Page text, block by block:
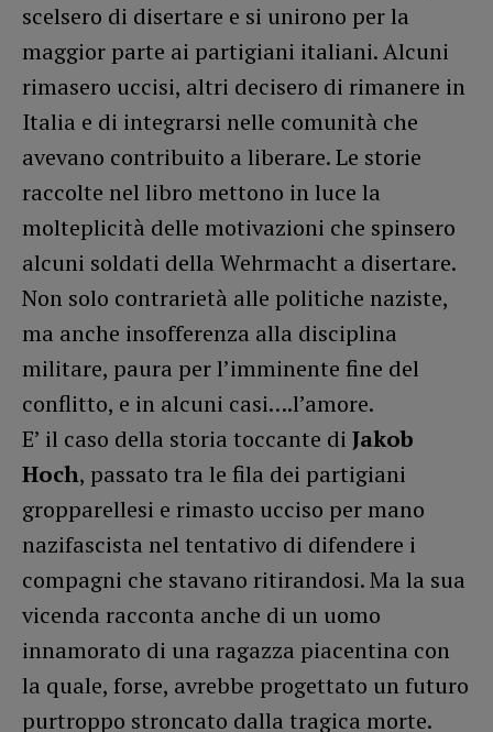
scelsero di disertare e si unirono per la
maggior parte ai partigiani italiani. Alcuni
rimasero uccisi, altri decisero di rimanere in
Italia e di integrarsi nelle comunità che
avevano contribuito a liberare. Le storie
raccolte nel libro mettono in luce la
molteplicità delle motivazioni che spinsero
alcuni soldati della Wehrmacht a disertare.
Non solo contrarietà alle politiche naziste,
ma anche insofferenza alla disciplina
militare, paura per l’imminente fine del
conflitto, e in alcuni casi….l’amore.
E’ il caso della storia toccante di Jakob
Hoch, passato tra le fila dei partigiani
gropparellesi e rimasto ucciso per mano
nazifascista nel tentativo di difendere i
compagni che stavano ritirandosi. Ma la sua
vicenda racconta anche di un uomo
innamorato di una ragazza piacentina con
la quale, forse, avrebbe progettato un futuro
purtroppo stroncato dalla tragica morte.